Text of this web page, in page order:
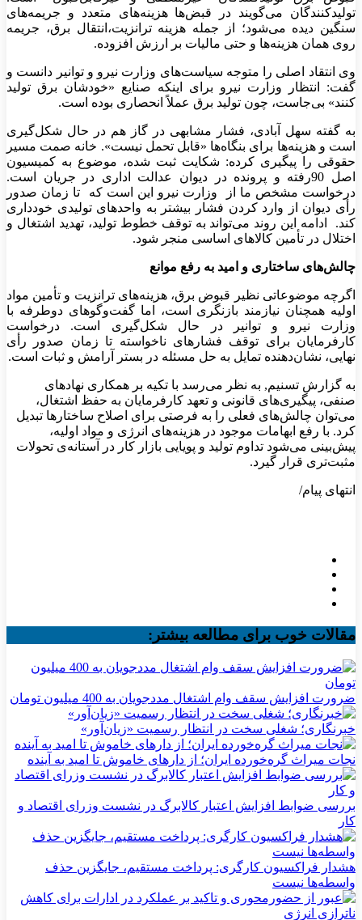
تولیدکنندگان می‌گویند در قبض‌ها هزینه‌های متعدد و جریمه‌های
سنگین دیده می‌شود؛ از جمله هزینه ترانزیت،انتقال برق، جریمه
روی همان هزینه‌ها و حتی مالیات بر ارزش افزوده.
وی انتقاد اصلی را متوجه سیاست‌های وزارت نیرو و توانیر دانست و
گفت: انتظار وزارت نیرو برای اینکه صنایع «خودشان برق تولید
کنند» بی‌جاست، چون تولید برق عملاً انحصاری بوده است.
به گفته سهل آبادی، فشار مشابهی در گاز هم در حال شکل‌گیری
است و هزینه‌ها برای بنگاه‌ها «قابل تحمل نیست». خانه صمت مسیر
حقوقی را پیگیری کرده: شکایت ثبت شده، موضوع به کمیسیون
اصل 90رفته و پرونده در دیوان عدالت اداری در جریان است.️
درخواست مشخص ما از وزارت نیرو این است که تا زمان صدور
رأی دیوان از وارد کردن فشار بیشتر به واحدهای تولیدی خودداری
کند.️️ ادامه این روند می‌تواند به توقف خطوط تولید، تهدید اشتغال و
اختلال در تأمین کالاهای اساسی منجر شود.
چالش‌های ساختاری و امید به رفع موانع
اگرچه موضوعاتی نظیر قبوض برق، هزینه‌های ترانزیت و تأمین مواد
اولیه همچنان نیازمند بازنگری است، اما گفت‌وگوهای دوطرفه با
وزارت نیرو و توانیر در حال شکل‌گیری است. درخواست
کارفرمایان برای توقف فشارهای ناخواسته تا زمان صدور رأی
نهایی، نشان‌دهنده تمایل به حل مسئله در بستر آرامش و ثبات است.
به گزارش تسنیم, به نظر می‌رسد با تکیه بر همکاری نهادهای
صنفی، پیگیری‌های قانونی و تعهد کارفرمایان به حفظ اشتغال،
می‌توان چالش‌های فعلی را به فرصتی برای اصلاح ساختارها تبدیل
کرد. با رفع ابهامات موجود در هزینه‌های انرژی و مواد اولیه،
پیش‌بینی می‌شود تداوم تولید و پویایی بازار کار در آستانه‌ی تحولات
مثبت‌تری قرار گیرد.
انتهای پیام/
مقالات خوب برای مطالعه بیشتر:
ضرورت افزایش سقف وام اشتغال مددجویان به 400 میلیون تومان
خبرنگاری؛ شغلی سخت در انتظار رسمیت «زیان‌آور»
نجات میراث گره‌خورده ایران؛ از دارهای خاموش تا امید به آینده
بررسی ضوابط افزایش اعتبار کالابرگ در نشست وزرای اقتصاد و
کار
هشدار فراکسیون کارگری: پرداخت مستقیم، جایگزین حذف
واسطه‌ها نیست